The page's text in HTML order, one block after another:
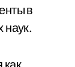
в
наук.